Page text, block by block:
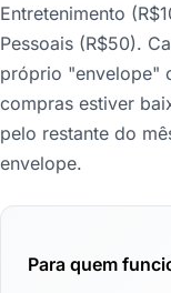
Entretenimento
Pessoais (R$50).
próprio "envelope"
compras estiver
pelo restante do
envelope.
Para quem